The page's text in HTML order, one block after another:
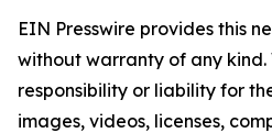
EIN Presswire provides this
without warranty of any
responsibility or liability for
images, videos, licenses,